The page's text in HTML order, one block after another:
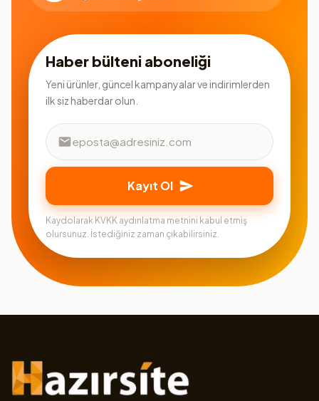
Haber bülteni aboneliği
Yeni ürünler, güncel kampanyalar ve indirimlerden
ilk siz haberdar olun.
Kayıt Ol
Kaydolarak KVKK aydınlatma metnini kabul etmiş
olursunuz. İstediğiniz zaman çıkabilirsiniz.